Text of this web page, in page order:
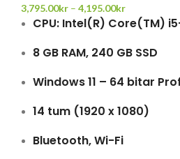
3,795.00kr – 4,195.00kr
CPU: Intel(R) Core(TM)
8 GB RAM, 240 GB SSD
Windows 11 – 64 bitar
14 tum (1920 x 1080)
Bluetooth, Wi-Fi